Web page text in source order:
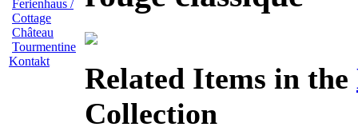
Ferienhaus /
Cottage
Château
Tourmentine
Kontakt
Related Items in the
Collection